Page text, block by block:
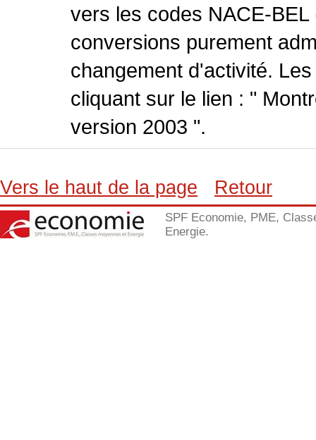
vers les codes NACE-
conversions purement
changement d'activité.
cliquant sur le lien : "
version 2003 ".
Vers le haut de la page Retour
SPF Economie, PME,
Energie.